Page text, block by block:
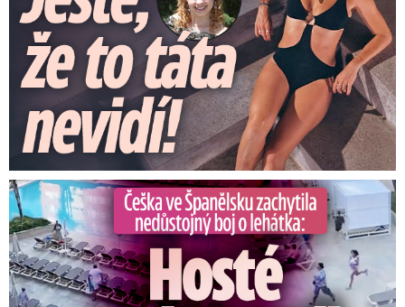
Češka ve Španělsku natočila nedůstojný boj o lehátka